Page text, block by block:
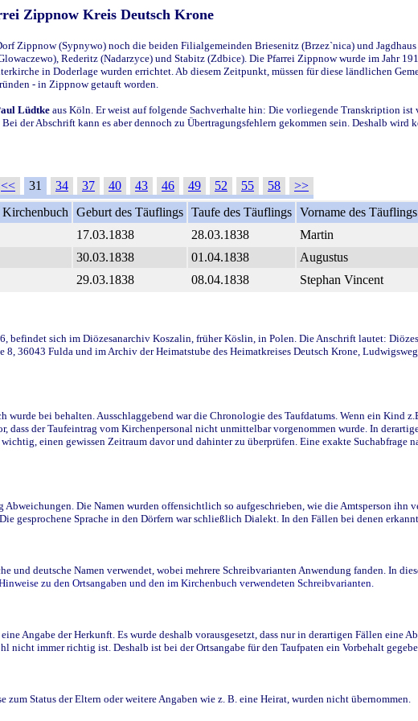
Zippnow Kreis Deutsch Krone
Zippnow (Sypnywo) noch die beiden Filialgemeinden Briesenitz (Brzez`nica) und
Rederitz (Nadarzyce) und Stabitz (Zdbice). Die Pfarrei Zippnow wurde im Jahr
in Doderlage wurden errichtet. Ab diesem Zeitpunkt, müssen für diese ländlichen
- in Zippnow getauft worden.
Lüdtke aus Köln. Er weist auf folgende Sachverhalte hin: Die vorliegende Transkription
der Abschrift kann es aber dennoch zu Übertragungsfehlern gekommen sein. Deshalb wird
<< 31 34 37 40 43 46 49 52 55 58
>>
Geburt des Täuflings Taufe des Täuflings Vorname des Täuflings
17.03.1838 28.03.1838 Martin
30.03.1838 01.04.1838 Augustus
29.03.1838 08.04.1838 Stephan Vincent
befindet sich im Diözesanarchiv Koszalin, früher Köslin, in Polen. Die Anschrift lautet:
8, 36043 Fulda und im Archiv der Heimatstube des Heimatkreises Deutsch Krone,
bei behalten. Ausschlaggebend war die Chronologie des Taufdatums. Wenn ein Kind
dass der Taufeintrag vom Kirchenpersonal nicht unmittelbar vorgenommen wurde. In
einen gewissen Zeitraum davor und dahinter zu überprüfen. Eine exakte Suchabfrage
Die Namen wurden offensichtlich so aufgeschrieben, wie die Amtsperson ihn
gesprochene Sprache in den Dörfern war schließlich Dialekt. In den Fällen bei denen
und deutsche Namen verwendet, wobei mehrere Schreibvarianten Anwendung fanden. In
zu den Ortsangaben und den im Kirchenbuch verwendeten Schreibvarianten.
Angabe der Herkunft. Es wurde deshalb vorausgesetzt, dass nur in derartigen Fällen eine
nicht immer richtig ist. Deshalb ist bei der Ortsangabe für den Taufpaten ein Vorbehalt
Status der Eltern oder weitere Angaben wie z. B. eine Heirat, wurden nicht übernommen.